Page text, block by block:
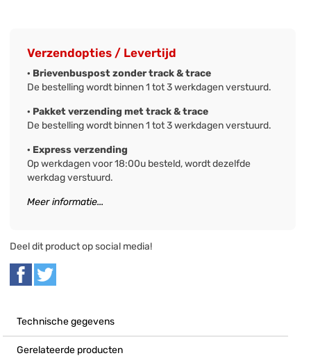
Verzendopties / Levertijd
· Brievenbuspost zonder track & trace
De bestelling wordt binnen 1 tot 3 werkdagen verstuurd.
· Pakket verzending met track & trace
De bestelling wordt binnen 1 tot 3 werkdagen verstuurd.
· Express verzending
Op werkdagen voor 18:00u besteld, wordt dezelfde
werkdag verstuurd.
Meer informatie...
Deel dit product op social media!
Technische gegevens
Gerelateerde producten